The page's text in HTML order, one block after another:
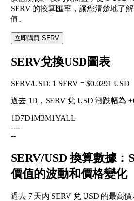
SERV 的換算匯率，讓您清楚地了
值。
立即購買 SERV
SERV兌換USD圖表
SERV/USD: 1 SERV = $0.0291 USD
過去 1D，SERV 兌 USD 漲跌幅為
1D7D1M3M1YALL
----
--
SERV/USD 換算數據：
價值的波動和價格變化
過去 7 天內 SERV 兌 USD 的最高價